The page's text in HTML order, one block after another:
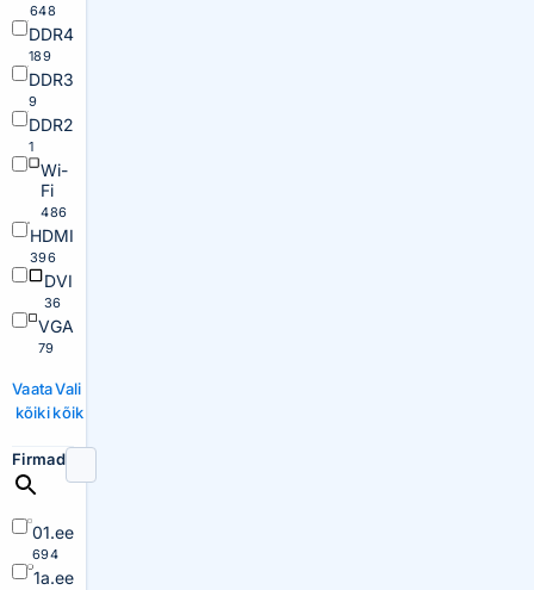
648
DDR4
189
DDR3
9
DDR2
1
Wi-
Fi
486
HDMI
396
DVI
36
VGA
79
Vaata
kõiki
Vali
kõik
Firmad
01.ee
694
1a.ee